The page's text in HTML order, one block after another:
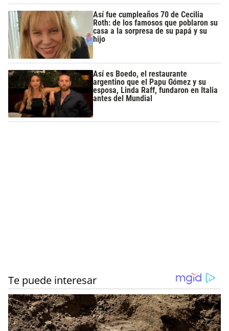
Así fue cumpleaños 70 de Cecilia
Roth: de los famosos que poblaron su
casa a la sorpresa de su papá y su
hijo
Así es Boedo, el restaurante
argentino que el Papu Gómez y su
esposa, Linda Raff, fundaron en Italia
antes del Mundial